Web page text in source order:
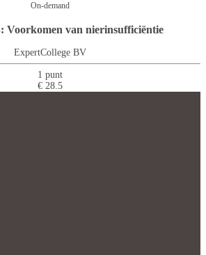
On-demand
Voorkomen van nierinsufficiëntie
ExpertCollege BV
1 punt
€ 28.5